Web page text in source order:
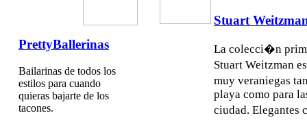
PrettyBallerinas
Bailarinas de todos los
estilos para cuando
quieras bajarte de los
tacones.
Stuart
La colecci�n
Stuart Weitzman
muy veraniegas
playa como para
ciudad. Elegantes